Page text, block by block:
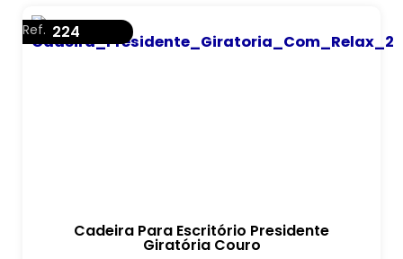
Cadeira Para Escritório Presidente
Giratória Couro
Ref. 224